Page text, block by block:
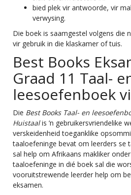
bied plek vir antwoorde, vir
verwysing.
Die boek is saamgestel volgens die
vir gebruik in die klaskamer of tuis.
Best Books
Graad 11 Taal-
leesoefenboek
Die Best Books Taal- en
Huistaalis ’n gebruikersvriendelike
verskeidenheid toeganklike
taaloefeninge bevat om leerders se
sal help om Afrikaans makliker
taaloefeninge in dié boek sal die
vooruitstrewende leerder help om
eksamen.